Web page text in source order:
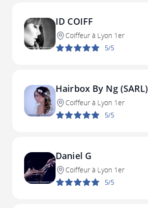
ID COIFF
Coiffeur à Lyon 1er
5/5
Hairbox By Ng (SARL)
Coiffeur à Lyon 1er
5/5
Daniel G
Coiffeur à Lyon 1er
5/5